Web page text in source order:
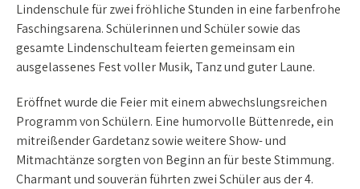
Lindenschule für zwei fröhliche Stunden in eine farbenfrohe
Faschingsarena. Schülerinnen und Schüler sowie das
gesamte Lindenschulteam feierten gemeinsam ein
ausgelassenes Fest voller Musik, Tanz und guter Laune.
Eröffnet wurde die Feier mit einem abwechslungsreichen
Programm von Schülern. Eine humorvolle Büttenrede, ein
mitreißender Gardetanz sowie weitere Show- und
Mitmachtänze sorgten von Beginn an für beste Stimmung.
Charmant und souverän führten zwei Schüler aus der 4.